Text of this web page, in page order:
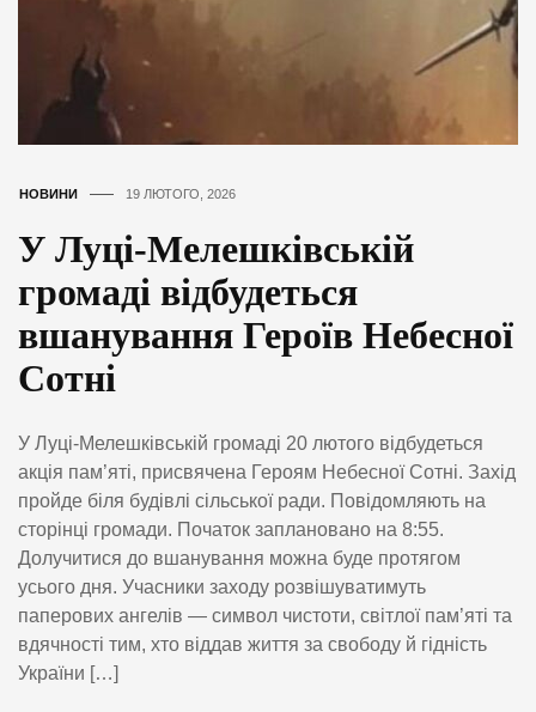
НОВИНИ 19 ЛЮТОГО, 2026
У Луці-Мелешківській
громаді відбудеться
вшанування Героїв Небесної
Сотні
У Луці-Мелешківській громаді 20 лютого відбудеться
акція пам’яті, присвячена Героям Небесної Сотні. Захід
пройде біля будівлі сільської ради. Повідомляють на
сторінці громади. Початок заплановано на 8:55.
Долучитися до вшанування можна буде протягом
усього дня. Учасники заходу розвішуватимуть
паперових ангелів — символ чистоти, світлої пам’яті та
вдячності тим, хто віддав життя за свободу й гідність
України […]